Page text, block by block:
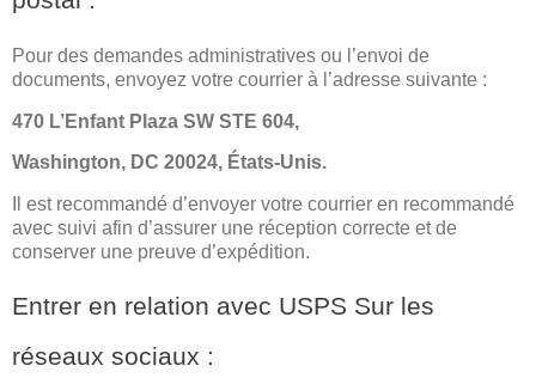
Pour des demandes administratives ou l’envoi de
documents, envoyez votre courrier à l’adresse suivante :
470 L’Enfant Plaza SW STE 604,
Washington, DC 20024, États-Unis.
Il est recommandé d’envoyer votre courrier en recommandé
avec suivi afin d’assurer une réception correcte et de
conserver une preuve d’expédition.
Entrer en relation avec USPS Sur les
réseaux sociaux :